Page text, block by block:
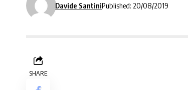
Davide SantiniPublished: 20/08/2019
SHARE